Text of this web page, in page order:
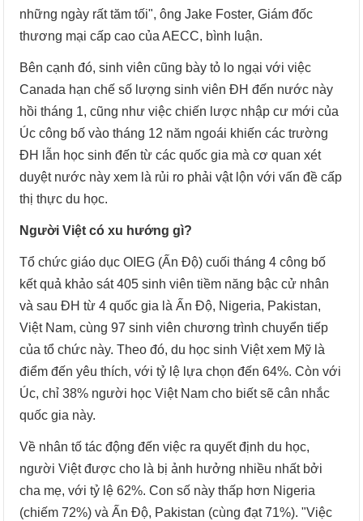
những ngày rất tăm tối", ông Jake Foster, Giám đốc
thương mại cấp cao của AECC, bình luận.
Bên cạnh đó, sinh viên cũng bày tỏ lo ngại với việc
Canada hạn chế số lượng sinh viên ĐH đến nước này
hồi tháng 1, cũng như việc chiến lược nhập cư mới của
Úc công bố vào tháng 12 năm ngoái khiến các trường
ĐH lẫn học sinh đến từ các quốc gia mà cơ quan xét
duyệt nước này xem là rủi ro phải vật lộn với vấn đề cấp
thị thực du học.
Người Việt có xu hướng gì?
Tổ chức giáo dục OIEG (Ấn Độ) cuối tháng 4 công bố
kết quả khảo sát 405 sinh viên tiềm năng bậc cử nhân
và sau ĐH từ 4 quốc gia là Ấn Độ, Nigeria, Pakistan,
Việt Nam, cùng 97 sinh viên chương trình chuyển tiếp
của tổ chức này. Theo đó, du học sinh Việt xem Mỹ là
điểm đến yêu thích, với tỷ lệ lựa chọn đến 64%. Còn với
Úc, chỉ 38% người học Việt Nam cho biết sẽ cân nhắc
quốc gia này.
Về nhân tố tác động đến việc ra quyết định du học,
người Việt được cho là bị ảnh hưởng nhiều nhất bởi
cha mẹ, với tỷ lệ 62%. Con số này thấp hơn Nigeria
(chiếm 72%) và Ấn Độ, Pakistan (cùng đạt 71%). "Việc